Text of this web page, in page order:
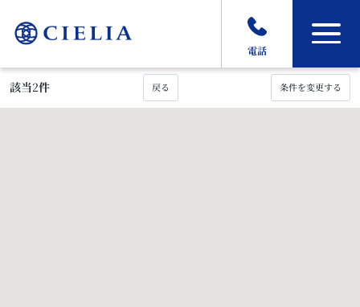
電話
該当2件 戻る 条件を変更する